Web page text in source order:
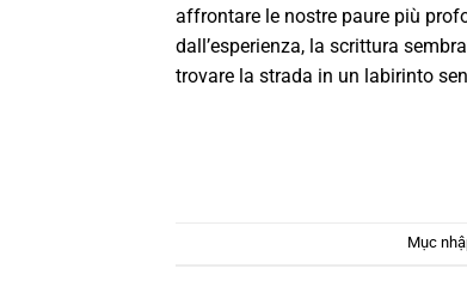
affrontare le nostre paure più
dall’esperienza, la scrittura
trovare la strada in un labirinto
Mục